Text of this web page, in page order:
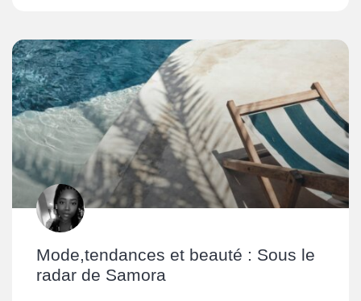
Mode,tendances et beauté : Sous le
radar de Samora